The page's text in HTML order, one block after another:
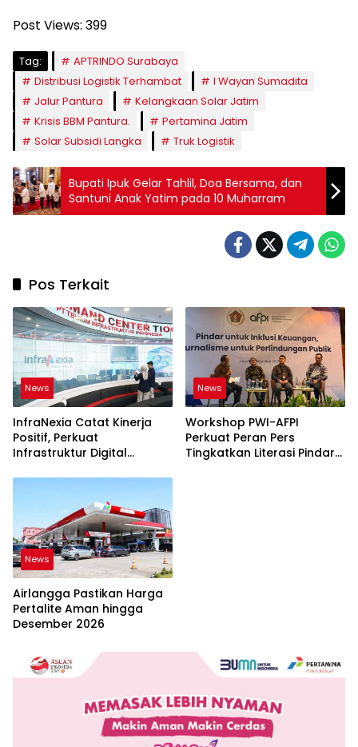
Post Views: 399
Tag:
APTRINDO Surabaya
Distribusi Logistik Terhambat
I Wayan Sumadita
Jalur Pantura
Kelangkaan Solar Jatim
Krisis BBM Pantura.
Pertamina Jatim
Solar Subsidi Langka
Truk Logistik
Bupati Ipuk Gelar Tahlil, Doa Bersama, dan
Santuni Anak Yatim pada 10 Muharram
Pos Terkait
News
InfraNexia Catat Kinerja
Positif, Perkuat
Infrastruktur Digital
News
Workshop PWI-AFPI
Perkuat Peran Pers
Tingkatkan Literasi Pindar
News
Airlangga Pastikan Harga
Pertalite Aman hingga
Desember 2026